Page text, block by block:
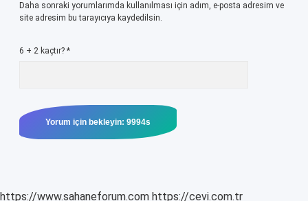
Daha sonraki yorumlarımda kullanılması için adım, e-posta adresim ve
site adresim bu tarayıcıya kaydedilsin.
6 + 2 kaçtır? *
https://www.sahaneforum.com https://cevi.com.tr